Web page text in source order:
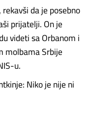
da je posebno
prijatelji. On je
videti sa Orbanom i
molbama Srbije
u.
Niko je nije ni